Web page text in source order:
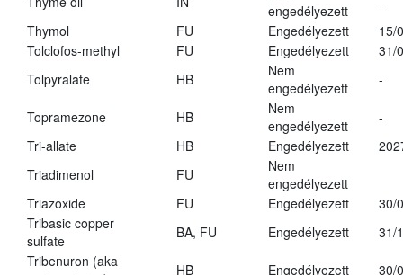
engedélyezett
Thymol
FU Engedélyezett
15/
Tolclofos-methyl
FU Engedélyezett
31/
Tolpyralate
HB
Nem
engedélyezett
-
Topramezone HB
Nem
engedélyezett
-
Tri-allate
HB Engedélyezett
Triadimenol
FU
Nem
engedélyezett
Triazoxide
FU Engedélyezett
30/
Tribasic copper
sulfate
BA, FU Engedélyezett
31/
Tribenuron (aka
HB Engedélyezett
30/